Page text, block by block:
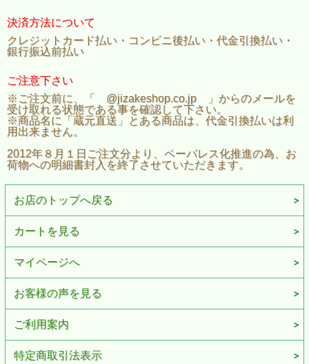
決済方法について
クレジットカード払い・コンビニ後払い・代金引換払い・
銀行振込前払い
ご注意下さい
※ご注文前に、「 @jizakeshop.co.jp 」からのメールを
受け取れる状態である事を確認して下さい。
※商品名に「蔵元直送」とある商品は、代金引換払いは利
用出来ません。
2012年８月１日ご注文分より、ペーパレス化推進の為、お
荷物への明細書封入を終了させていただきます。
お店のトップへ戻る
カートを見る
マイページへ
お客様の声を見る
ご利用案内
特定商取引法表示